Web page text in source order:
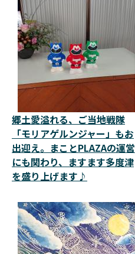
郷土愛溢れる、ご当地戦隊
「モリアゲルンジャー」もお
出迎え。まことPLAZAの運営
にも関わり、ますます多度津
を盛り上げます♪